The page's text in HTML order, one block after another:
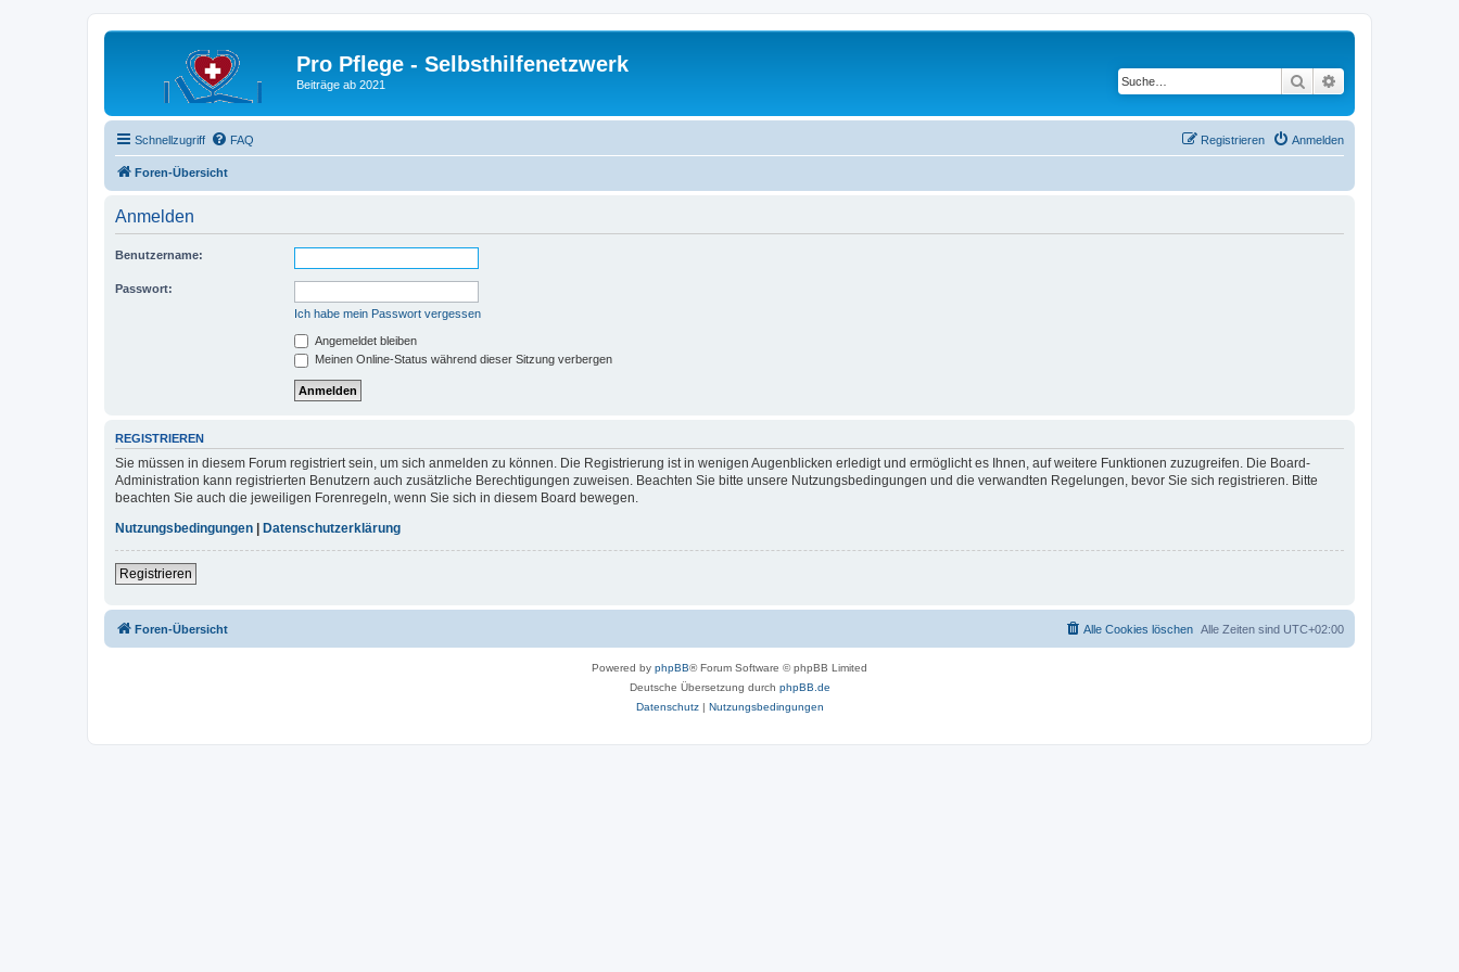
Pro Pflege - Selbsthilfenetzwerk
Beiträge ab 2021 Suche
Schnellzugriff FAQ Anmelden
Registrieren
Foren-Übersicht
Anmelden
Benutzername:
Passwort:
Ich habe mein Passwort vergessen
Angemeldet bleiben
Meinen Online-Status während dieser Sitzung verbergen
REGISTRIEREN
Sie müssen in diesem Forum registriert sein, um sich anmelden zu können. Die Registrierung ist in wenigen Augenblicken erledigt und ermöglicht es Ihnen, auf weitere Funktionen zuzugreifen. Die Board-
Administration kann registrierten Benutzern auch zusätzliche Berechtigungen zuweisen. Beachten Sie bitte unsere Nutzungsbedingungen und die verwandten Regelungen, bevor Sie sich registrieren. Bitte
beachten Sie auch die jeweiligen Forenregeln, wenn Sie sich in diesem Board bewegen.
Nutzungsbedingungen
Datenschutzerklärung
Registrieren
Foren-Übersicht Alle Zeiten sind UTC+02:00
Alle Cookies löschen
Powered by phpBB® Forum Software © phpBB Limited
Deutsche Übersetzung durch phpBB.de
Datenschutz| Nutzungsbedingungen